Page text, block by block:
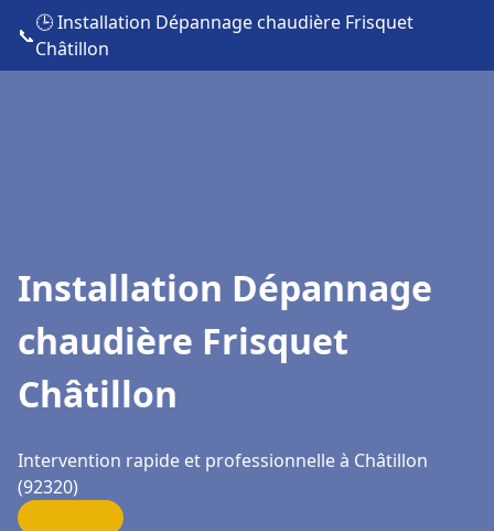
📞
🕒 Installation Dépannage chaudière Frisquet
Châtillon
Installation Dépannage
chaudière Frisquet
Châtillon
Intervention rapide et professionnelle à Châtillon
(92320)